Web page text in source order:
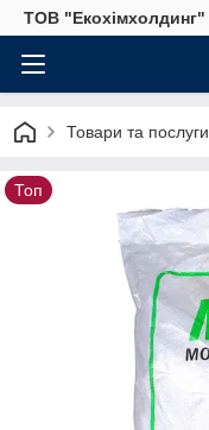
ТОВ "Екохімхолдинг"
Товари та послуги
Топ